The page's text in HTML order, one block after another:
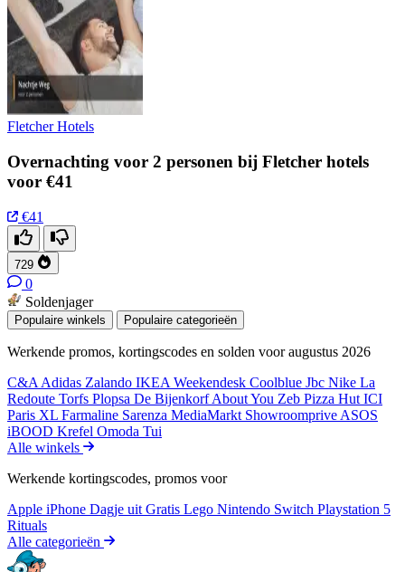
Fletcher Hotels
Overnachting voor 2 personen bij Fletcher hotels
voor €41
€41
729
0
Soldenjager
Populaire winkels Populaire categorieën
Werkende promos, kortingscodes en solden voor augustus 2026
C&A Adidas Zalando IKEA Weekendesk Coolblue Jbc Nike La
Redoute Torfs Plopsa De BijenkorfAbout You Zeb Pizza Hut ICI
Paris XL Farmaline Sarenza MediaMarkt Showroomprive ASOS
iBOOD Krefel Omoda Tui
Alle winkels
Werkende kortingscodes, promos voor
Apple iPhone Dagje uit Gratis Lego Nintendo Switch Playstation 5
Rituals
Alle categorieën